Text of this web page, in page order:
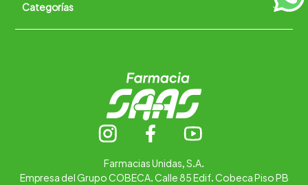
Quiénes somos
Trabaja con nosotros
Categorías +
Farmacias Unidas, S.A.
Empresa del Grupo COBECA. Calle 85 Edif. Cobeca Piso PB